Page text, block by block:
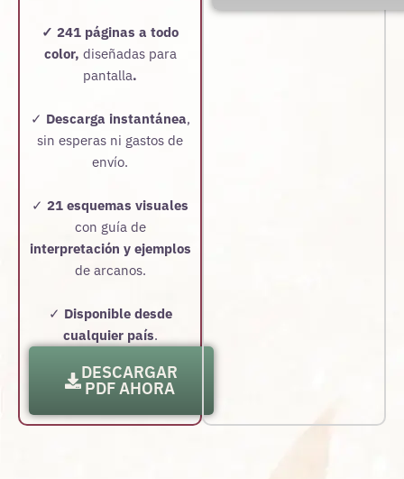
✓ 241 páginas a todo
color, diseñadas para
pantalla.
✓ Descarga instantánea,
sin esperas ni gastos de
envío.
✓ 21 esquemas visuales
con guía de
interpretación y ejemplos
de arcanos.
✓ Disponible desde
cualquier país.
DESCARGAR
PDF AHORA